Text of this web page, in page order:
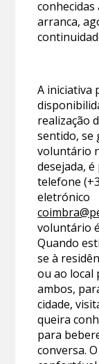
arranca,
A iniciativa
realização
sentido, se
voluntário
desejada,
telefone
eletrónico
voluntário
Quando
se à
ou ao local
ambos,
cidade,
queira
para
conversa. O